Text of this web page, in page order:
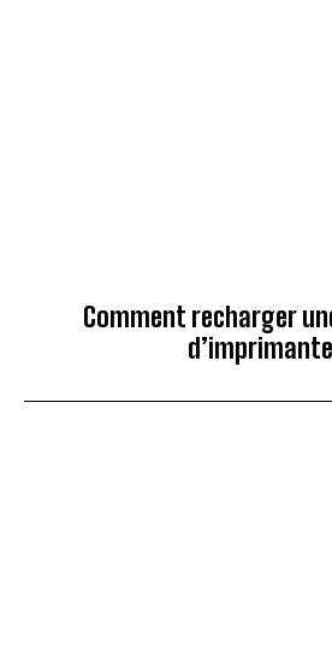
Comment recharger